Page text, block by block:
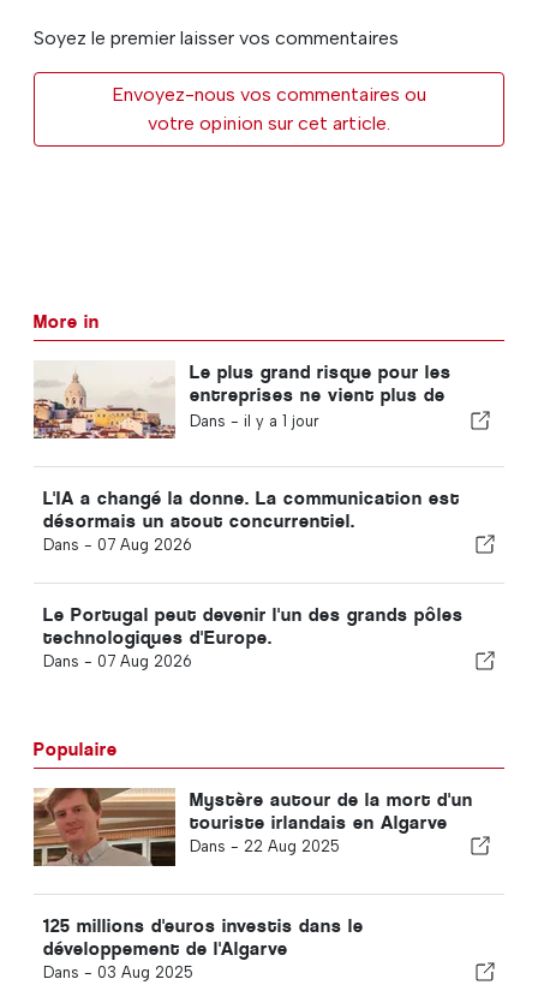
Soyez le premier laisser vos commentaires
Envoyez-nous vos commentaires ou
votre opinion sur cet article.
More in
Le plus grand risque pour les
entreprises ne vient plus de
l'économie !
Dans - il y a 1 jour
L'IA a changé la donne. La communication est
désormais un atout concurrentiel.
Dans - 07 Aug 2026
Le Portugal peut devenir l'un des grands pôles
technologiques d'Europe.
Dans - 07 Aug 2026
Populaire
Mystère autour de la mort d'un
touriste irlandais en Algarve
Dans - 22 Aug 2025
125 millions d'euros investis dans le
développement de l'Algarve
Dans - 03 Aug 2025